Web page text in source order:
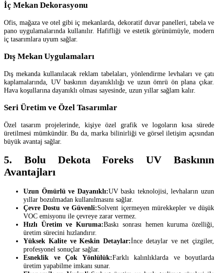
İç Mekan Dekorasyonu
Ofis, mağaza ve otel gibi iç mekanlarda, dekoratif duvar panelleri, tabela ve
pano uygulamalarında kullanılır. Hafifliği ve estetik görünümüyle, modern
iç tasarımlara uyum sağlar.
Dış Mekan Uygulamaları
Dış mekanda kullanılacak reklam tabelaları, yönlendirme levhaları ve çatı
kaplamalarında, UV baskının dayanıklılığı ve uzun ömrü ön plana çıkar.
Hava koşullarına dayanıklı olması sayesinde, uzun yıllar sağlam kalır.
Seri Üretim ve Özel Tasarımlar
Özel tasarım projelerinde, kişiye özel grafik ve logoların kısa sürede
üretilmesi mümkündür. Bu da, marka bilinirliği ve görsel iletişim açısından
büyük avantaj sağlar.
5. Bolu Dekota Foreks UV Baskının
Avantajları
Uzun Ömürlü ve Dayanıklı:UV baskı teknolojisi, levhaların uzun
yıllar bozulmadan kullanılmasını sağlar.
Çevre Dostu ve Güvenli:Solvent içermeyen mürekkepler ve düşük
VOC emisyonu ile çevreye zarar vermez.
Hızlı Üretim ve Kuruma:Baskı sonrası hemen kuruma özelliği,
üretim sürecini hızlandırır.
Yüksek Kalite ve Keskin Detaylar:İnce detaylar ve net çizgiler,
profesyonel sonuçlar sağlar.
Esneklik ve Çok Yönlülük:Farklı kalınlıklarda ve boyutlarda
üretim yapabilme imkanı sunar.